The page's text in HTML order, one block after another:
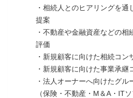
・相続人とのヒアリングを
提案
・不動産や金融資産などの相
評価
・新規顧客に向けた相続コン
・新規顧客に向けた事業承継
・法人オーナーへ向けたグ
（保険・不動産・М＆A・IT